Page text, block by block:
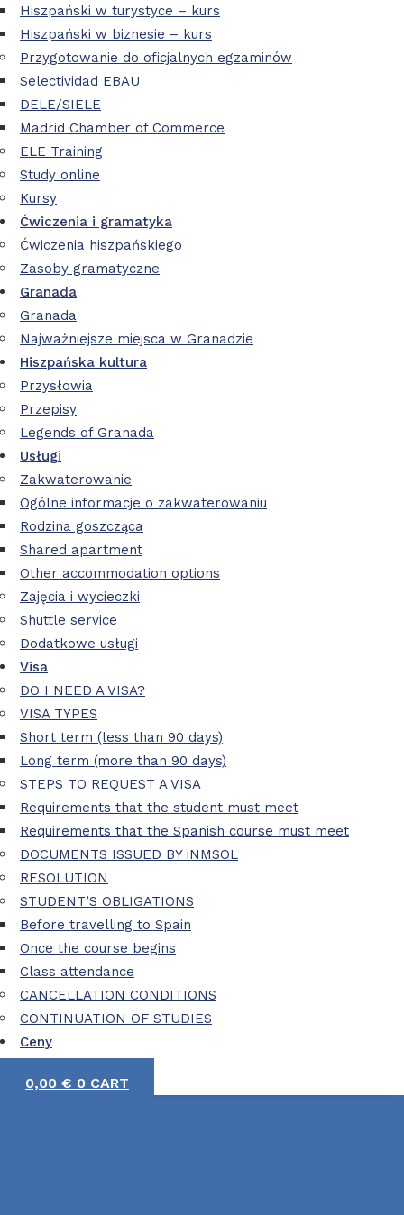
Hiszpański w turystyce – kurs
Hiszpański w biznesie – kurs
Przygotowanie do oficjalnych egzaminów
Selectividad EBAU
DELE/SIELE
Madrid Chamber of Commerce
ELE Training
Study online
Kursy
Ćwiczenia i gramatyka
Ćwiczenia hiszpańskiego
Zasoby gramatyczne
Granada
Granada
Najważniejsze miejsca w Granadzie
Hiszpańska kultura
Przysłowia
Przepisy
Legends of Granada
Usługi
Zakwaterowanie
Ogólne informacje o zakwaterowaniu
Rodzina goszcząca
Shared apartment
Other accommodation options
Zajęcia i wycieczki
Shuttle service
Dodatkowe usługi
Visa
DO I NEED A VISA?
VISA TYPES
Short term (less than 90 days)
Long term (more than 90 days)
STEPS TO REQUEST A VISA
Requirements that the student must meet
Requirements that the Spanish course must meet
DOCUMENTS ISSUED BY iNMSOL
RESOLUTION
STUDENT’S OBLIGATIONS
Before travelling to Spain
Once the course begins
Class attendance
CANCELLATION CONDITIONS
CONTINUATION OF STUDIES
Ceny
0,00 € 0 CART